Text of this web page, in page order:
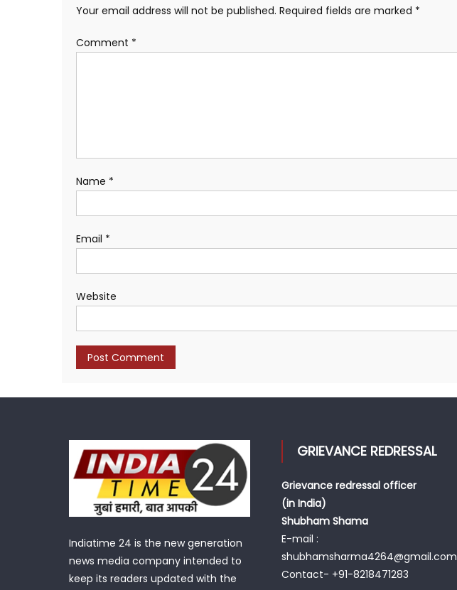
Your email address will not be published. Required fields are marked *
Comment *
Name *
Email *
Website
Indiatime 24 is the new generation
news media company intended to
keep its readers updated with the
GRIEVANCE REDRESSAL
Grievance redressal officer
(in India)
Shubham Shama
E-mail :
shubhamsharma4264@gmail.com
Contact- +91-8218471283